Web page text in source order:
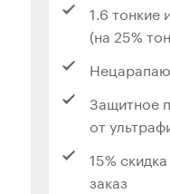
1.6 тонкие
(на 25%
Защитное
от
15%
заказ